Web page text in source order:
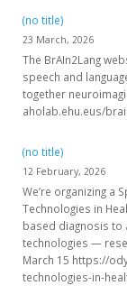
(no title)
23 March, 2026
The BrAIn2Lang
speech and
together
aholab.ehu.eus/
(no title)
12 February, 2026
We’re organizing a
Technologies in
based diagnosis to
technologies —
March 15 https://
technologies-in-